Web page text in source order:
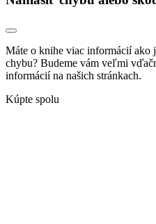
Máte o knihe viac informácií ako
chybu? Budeme vám veľmi
informácií na našich stránkach.
Kúpte spolu